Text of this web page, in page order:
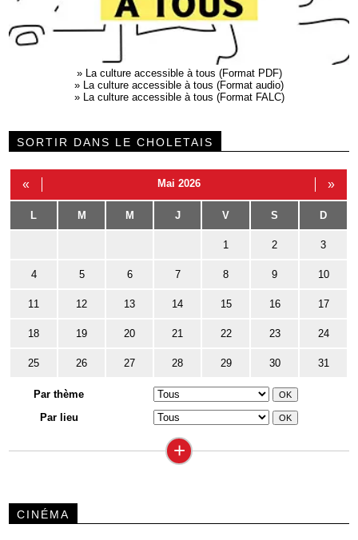
» La culture accessible à tous (Format PDF)
» La culture accessible à tous (Format audio)
» La culture accessible à tous (Format FALC)
SORTIR DANS LE CHOLETAIS
« Mai 2026 »
L M M J V S D
1 2 3
4 5 6 7 8 9 10
11 12 13 14 15 16 17
18 19 20 21 22 23 24
25 26 27 28 29 30 31
Par thème
Par lieu
+
CINÉMA